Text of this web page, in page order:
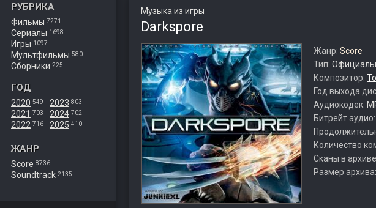
РУБРИКА
Фильмы 7271
Сериалы 1698
Игры 1097
Мультфильмы 580
Сборники 225
ГОД
2020 549
2021 703
2022 716
2023 803
2024 702
2025 410
ЖАНР
Score 8736
Soundtrack 2135
Музыка из игры
Darkspore
Жанр: Score
Тип:
Композитор:
Год выхода
Аудиокодек:
Битрейт
Количество
Сканы в
Размер